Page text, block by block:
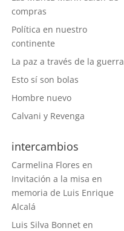
compras
Política en nuestro
continente
La paz a través de la guerra
Esto sí son bolas
Hombre nuevo
Calvani y Revenga
intercambios
Carmelina Flores en
Invitación a la misa en
memoria de Luis Enrique
Alcalá
Luis Silva Bonnet en